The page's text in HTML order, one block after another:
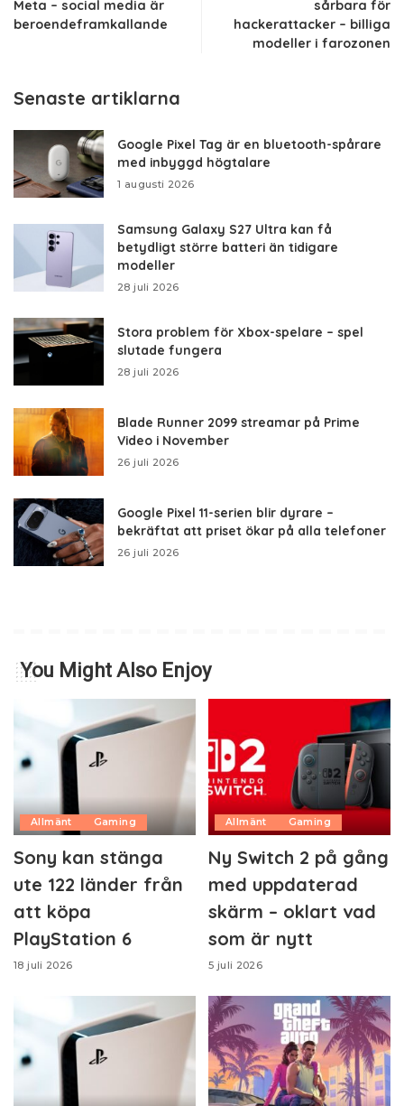
Meta – social media är
beroendeframkallande
sårbara för
hackerattacker – billiga
modeller i farozonen
Senaste artiklarna
Google Pixel Tag är en bluetooth-spårare
med inbyggd högtalare
1 augusti 2026
Samsung Galaxy S27 Ultra kan få
betydligt större batteri än tidigare
modeller
28 juli 2026
Stora problem för Xbox-spelare – spel
slutade fungera
28 juli 2026
Blade Runner 2099 streamar på Prime
Video i November
26 juli 2026
Google Pixel 11-serien blir dyrare –
bekräftat att priset ökar på alla telefoner
26 juli 2026
You Might Also Enjoy
Allmänt Gaming
Sony kan stänga
ute 122 länder från
att köpa
PlayStation 6
18 juli 2026
Allmänt Gaming
Ny Switch 2 på gång
med uppdaterad
skärm – oklart vad
som är nytt
5 juli 2026